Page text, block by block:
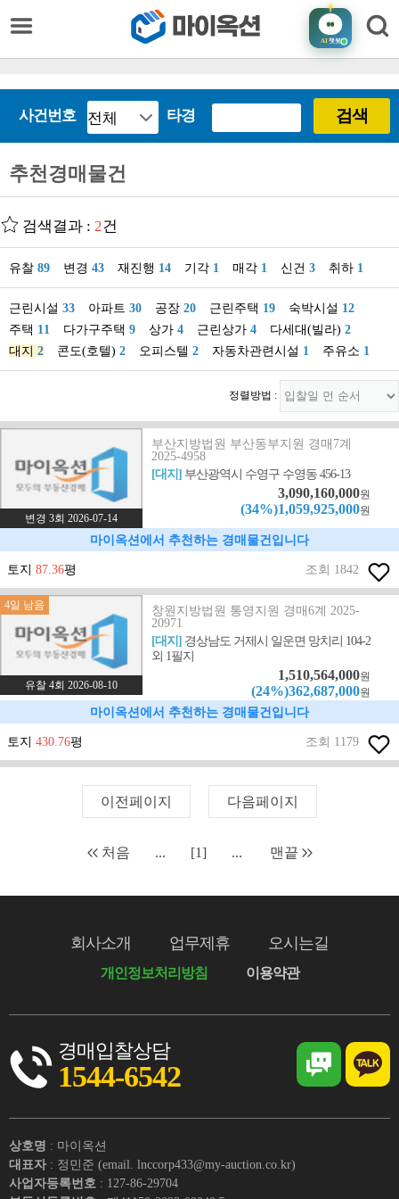
AI챗봇
사건번호 타경 검색
추천경매물건
검색결과 : 2건
유찰 89 변경 43 재진행 14 기각 1 매각 1 신건 3 취하 1
근린시설 33 아파트 30 공장 20 근린주택 19 숙박시설 12
주택 11 다가구주택 9 상가 4 근린상가 4 다세대(빌라) 2
대지 2 콘도(호텔) 2 오피스텔 2 자동차관련시설 1 주유소 1
정렬방법 :
변경 3회 2026-07-14
부산지방법원 부산동부지원 경매7계
2025-4958
[대지] 부산광역시 수영구 수영동 456-13
3,090,160,000원
(34%)1,059,925,000원
마이옥션에서 추천하는 경매물건입니다
토지 87.36평 조회 1842
4일 남음
유찰 4회 2026-08-10
창원지방법원 통영지원 경매6계 2025-
20971
[대지] 경상남도 거제시 일운면 망치리 104-2
외 1필지
1,510,564,000원
(24%)362,687,000원
마이옥션에서 추천하는 경매물건입니다
토지 430.76평 조회 1179
이전페이지 다음페이지
처음 ... [1] ... 맨끝
회사소개 업무제휴 오시는길
개인정보처리방침 이용약관
경매입찰상담
1544-6542
상호명 : 마이옥션
대표자 : 정민준 (email. lnccorp433@my-auction.co.kr)
사업자등록번호 : 127-86-29704